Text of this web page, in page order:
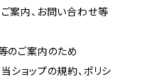
ご案内、お問い合わせ等
のご案内のため
ショップの規約、ポリシ